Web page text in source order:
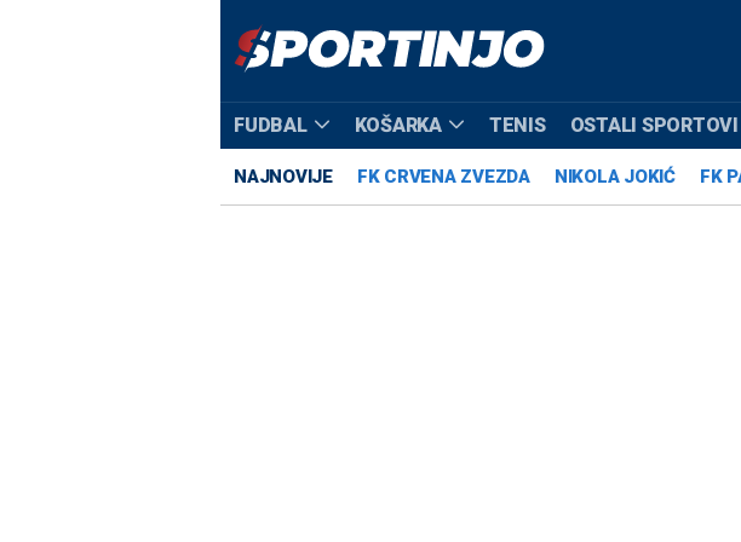
FUDBAL KOŠARKA TENIS OSTALI SPORTOVI
NAJNOVIJE FK CRVENA ZVEZDA NIKOLA JOKIĆ FK